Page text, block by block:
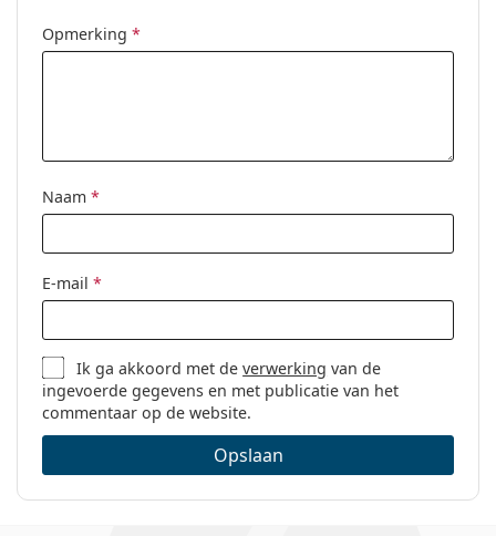
Geslacht:
Opmerking *
Naam *
E-mail *
Ik ga akkoord met deverwerking van de
ingevoerde gegevens en met publicatie van het
commentaar op de website.
Opslaan